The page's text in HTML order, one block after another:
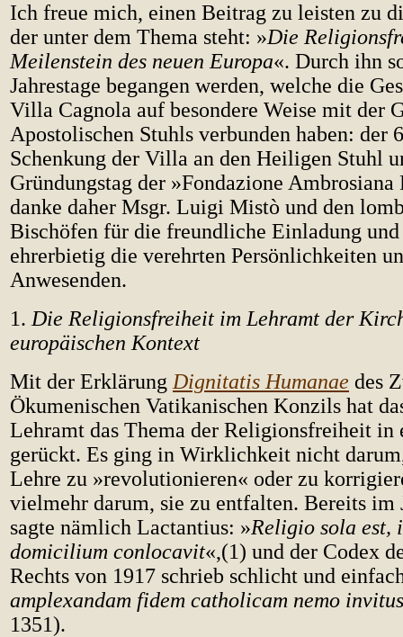
Ich freue mich, einen Beitrag zu leisten zu
der unter dem Thema steht: »Die
Meilenstein des neuen Europa«. Durch ihn
Jahrestage begangen werden, welche die
Villa Cagnola auf besondere Weise mit der
Apostolischen Stuhls verbunden haben: der
Schenkung der Villa an den Heiligen Stuhl
Gründungstag der »Fondazione
danke daher Msgr. Luigi Mistò und den
Bischöfen für die freundliche Einladung und
ehrerbietig die verehrten Persönlichkeiten
Anwesenden.
1. Die Religionsfreiheit im Lehramt der
europäischen Kontext
Mit der Erklärung Dignitatis Humanae des
Ökumenischen Vatikanischen Konzils hat
Lehramt das Thema der Religionsfreiheit in
gerückt. Es ging in Wirklichkeit nicht
Lehre zu »revolutionieren« oder zu
vielmehr darum, sie zu entfalten. Bereits im
sagte nämlich Lactantius: »Religio sola est,
domicilium conlocavit«,(1) und der Codex
Rechts von 1917 schrieb schlicht und
amplexandam fidem catholicam nemo
1351).